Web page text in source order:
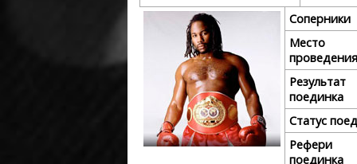
Соперники
Место
проведения
Результат
поединка
Статус
Рефери
поединка